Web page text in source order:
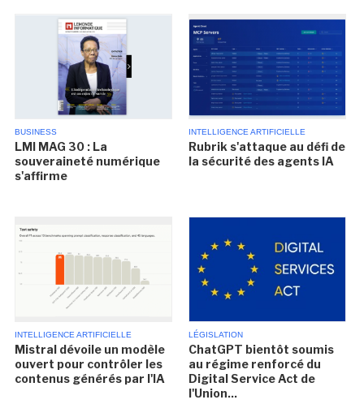
BUSINESS
LMI MAG 30 : La
souveraineté numérique
s'affirme
INTELLIGENCE ARTIFICIELLE
Rubrik s'attaque au défi de
la sécurité des agents IA
INTELLIGENCE ARTIFICIELLE
Mistral dévoile un modèle
ouvert pour contrôler les
contenus générés par l'IA
LÉGISLATION
ChatGPT bientôt soumis
au régime renforcé du
Digital Service Act de
l'Union...